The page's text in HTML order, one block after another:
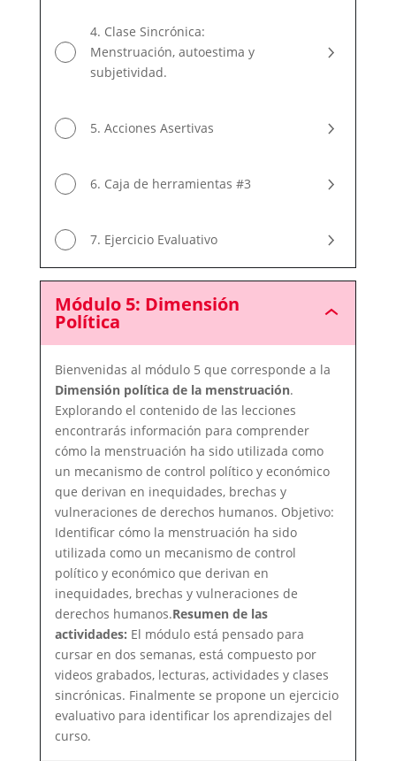
4. Clase Sincrónica:
Menstruación, autoestima y
subjetividad.
5. Acciones Asertivas
6. Caja de herramientas #3
7. Ejercicio Evaluativo
Módulo 5: Dimensión
Política
Módulo
Dimensión
Política
Bienvenidas al módulo 5 que corresponde a la
Dimensión política de la menstruación.
Explorando el contenido de las lecciones
encontrarás información para comprender
cómo la menstruación ha sido utilizada como
un mecanismo de control político y económico
que derivan en inequidades, brechas y
vulneraciones de derechos humanos. Objetivo:
Identificar cómo la menstruación ha sido
utilizada como un mecanismo de control
político y económico que derivan en
inequidades, brechas y vulneraciones de
derechos humanos.Resumen de las
actividades: El módulo está pensado para
cursar en dos semanas, está compuesto por
videos grabados, lecturas, actividades y clases
sincrónicas. Finalmente se propone un ejercicio
evaluativo para identificar los aprendizajes del
curso.